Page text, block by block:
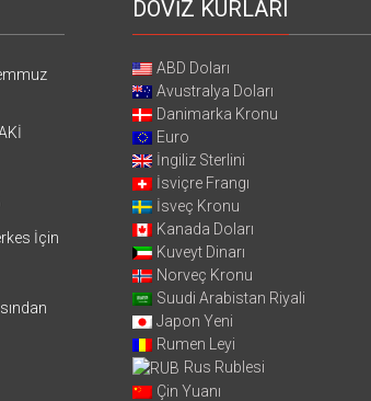
İçin
DÖVİZ KURLARI
ABD Doları
Avustralya Doları
Danimarka Kronu
Euro
İngiliz Sterlini
İsviçre Frangı
İsveç Kronu
Kanada Doları
Kuveyt Dinarı
Norveç Kronu
Suudi Arabistan Riyali
Japon Yeni
Rumen Leyi
Rus Rublesi
Çin Yuanı